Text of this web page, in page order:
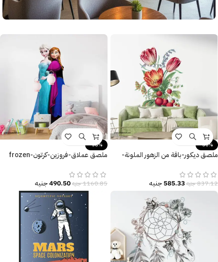
-30%
ملصق ديكور-باقة من الزهور الملونة-
837.12جنيه585.33جنيه
-58%
ملصق عملاق-فروزين-كرتون-frozen
1160.85جنيه490.50جنيه